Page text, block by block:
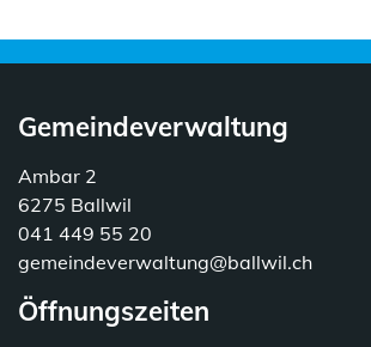
Gemeindeverwaltung
Ambar 2
6275 Ballwil
041 449 55 20
gemeindeverwaltung@ballwil.ch
Öffnungszeiten